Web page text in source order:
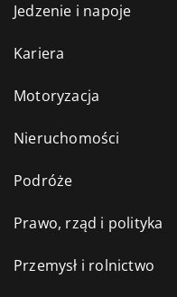
Jedzenie i napoje
Kariera
Motoryzacja
Nieruchomości
Podróże
Prawo, rząd i polityka
Przemysł i rolnictwo